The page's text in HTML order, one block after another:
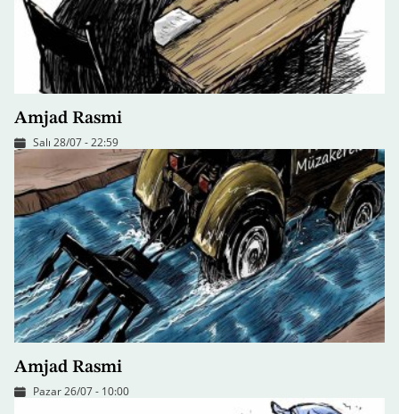
Amjad Rasmi
Salı 28/07 - 22:59
Amjad Rasmi
Pazar 26/07 - 10:00